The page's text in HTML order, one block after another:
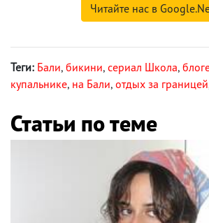
Читайте нас в
Теги: Бали, бикини, сериал Школа,
купальнике, на Бали, отдых за границей
Статьи по теме